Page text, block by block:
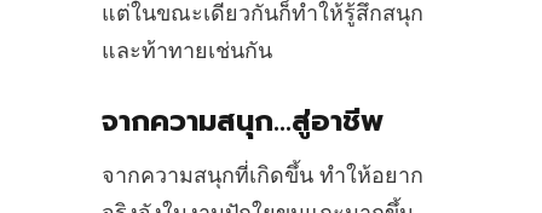
แต่ในขณะเดียวกันก็ทำให้รู้สึกสนุก
และท้าทายเช่นกัน
จากความสนุก…สู่อาชีพ
จากความสนุกที่เกิดขึ้น ทำให้อยาก